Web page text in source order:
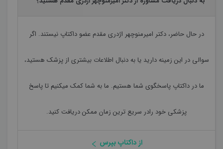
در حال حاضر،دکتر امیرمنوچهر اژدری مقدم عضو داکتاپ نیستند. اگر
سوالی در این زمینه دارید یا به دنبال اطلاعات بیشتری از پزشک هستید،
ما در داکتاپ پاسخگوی شما هستیم. ما به شما کمک میکنیم تا پاسخ
پزشکی خود رادر سریع ترین زمان ممکن دریافت کنید.
از داکتاپ بپرس